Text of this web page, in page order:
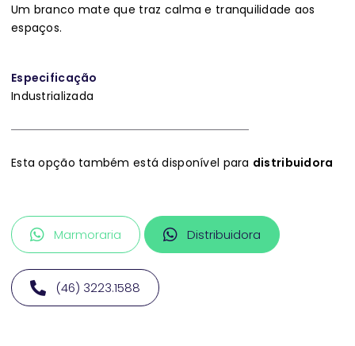
Um branco mate que traz calma e tranquilidade aos
espaços.
Especificação
Industrializada
Esta opção também está disponível para distribuidora
Marmoraria Distribuidora
(46) 3223.1588